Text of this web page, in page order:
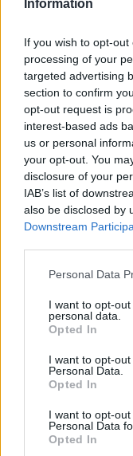
Information
If you wish to opt-
processing of your
targeted advertising
section to confirm
opt-out request is
interest-based ads
us or personal
your opt-out. You
disclosure of your
IAB’s list of
also be disclosed by
Downstream
Please note that
not limited to your
grant or deny
use your data for
consent section.
Personal Data
I want to opt-
personal data.
Opted In
I want to opt-
Personal Data.
Opted In
I want to opt-
Personal Data
Opted In
Hirdetés